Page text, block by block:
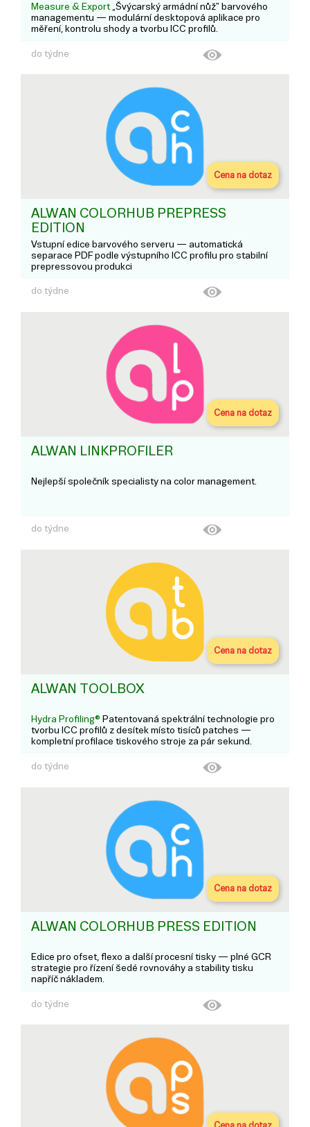
Measure & Export „Švýcarský armádní nůž" barvového
managementu — modulární desktopová aplikace pro
měření, kontrolu shody a tvorbu ICC profilů.
do týdne
Cena na dotaz
ALWAN COLORHUB PREPRESS
EDITION
Vstupní edice barvového serveru — automatická
separace PDF podle výstupního ICC profilu pro stabilní
prepressovou produkci
do týdne
Cena na dotaz
ALWAN LINKPROFILER
Nejlepší společník specialisty na color management.
do týdne
Cena na dotaz
ALWAN TOOLBOX
Hydra Profiling® Patentovaná spektrální technologie pro
tvorbu ICC profilů z desítek místo tisíců patches —
kompletní profilace tiskového stroje za pár sekund.
do týdne
Cena na dotaz
ALWAN COLORHUB PRESS EDITION
Edice pro ofset, flexo a další procesní tisky — plné GCR
strategie pro řízení šedé rovnováhy a stability tisku
napříč nákladem.
do týdne